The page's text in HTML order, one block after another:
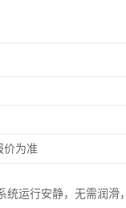
价为准
运行安静，无需润滑，